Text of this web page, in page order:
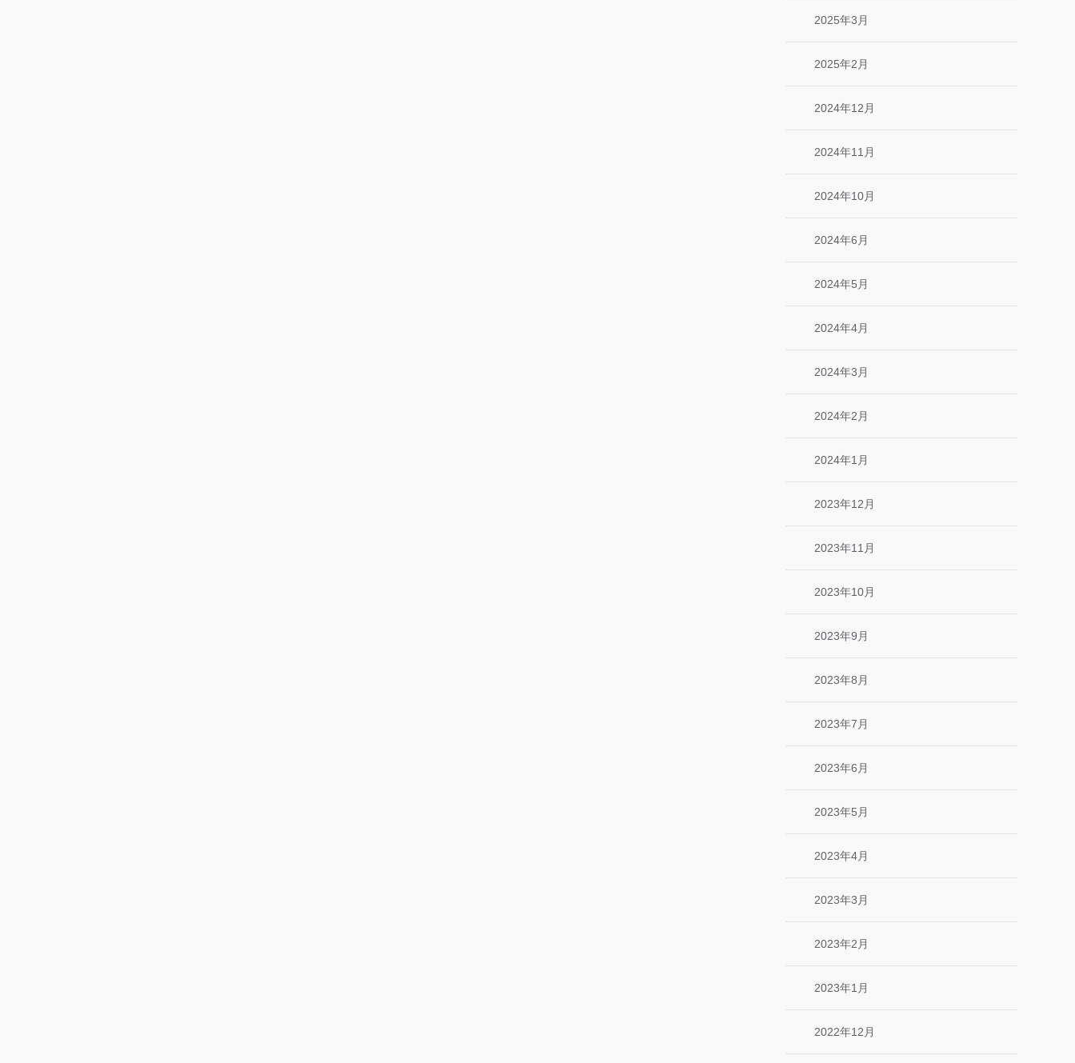
2025年3月
2025年2月
2024年12月
2024年11月
2024年10月
2024年6月
2024年5月
2024年4月
2024年3月
2024年2月
2024年1月
2023年12月
2023年11月
2023年10月
2023年9月
2023年8月
2023年7月
2023年6月
2023年5月
2023年4月
2023年3月
2023年2月
2023年1月
2022年12月